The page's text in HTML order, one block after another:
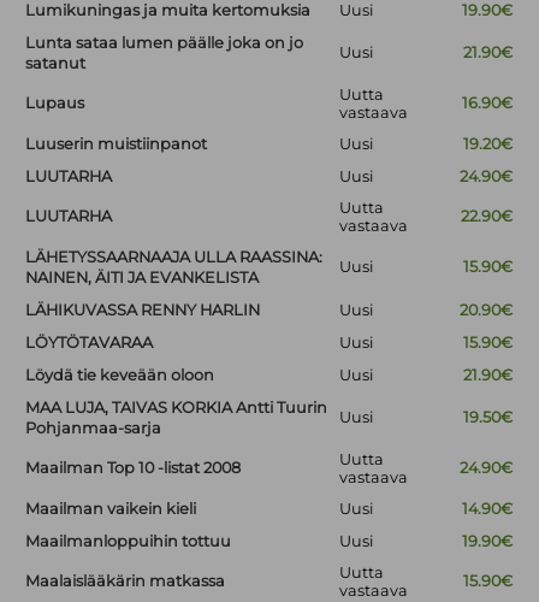
Lumikuningas ja muita kertomuksia
Uusi
19.90€
Lunta sataa lumen päälle joka on jo
satanut
Uusi 21.90€
Lupaus
Uutta
vastaava
16.90€
Luuserin muistiinpanot Uusi
19.20€
LUUTARHA
Uusi 24.90€
LUUTARHA
Uutta
vastaava
22.90€
LÄHETYSSAARNAAJA ULLA RAASSINA:
NAINEN, ÄITI JA EVANKELISTA
Uusi 15.90€
LÄHIKUVASSA RENNY HARLIN Uusi
20.90€
LÖYTÖTAVARAA
Uusi
15.90€
Löydä tie keveään oloon
Uusi
21.90€
MAA LUJA, TAIVAS KORKIA Antti Tuurin
Pohjanmaa-sarja
Uusi 19.50€
Maailman Top 10 -listat 2008
Uutta
vastaava
24.90€
Maailman vaikein kieli Uusi
14.90€
Maailmanloppuihin tottuu
Uusi 19.90€
Maalaislääkärin matkassa
Uutta
vastaava
15.90€